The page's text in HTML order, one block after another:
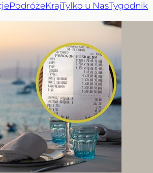
PodróżeKrajTylko u NasTygodnik